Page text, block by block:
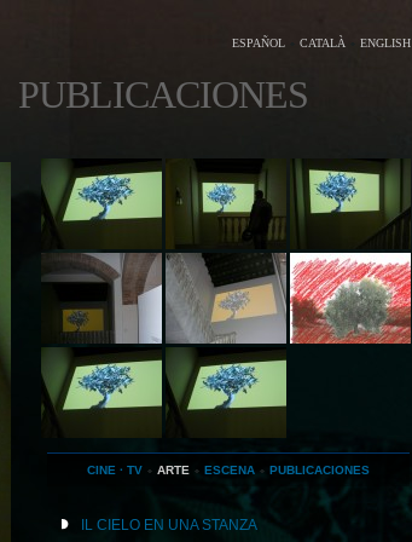
ESPAÑOL CATALÀ ENGLISH
PUBLICACIONES
CINE · TV ARTE ESCENA PUBLICACIONES
IL CIELO EN UNA STANZA